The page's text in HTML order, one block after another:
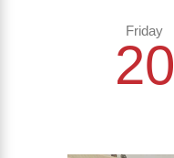
Friday
20